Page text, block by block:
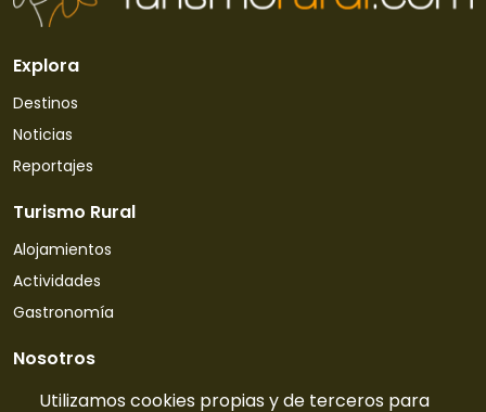
Utilizamos cookies propias y de terceros para
Explora
Destinos
Noticias
Reportajes
Turismo Rural
Alojamientos
Actividades
Gastronomía
Nosotros
Quiénes somos